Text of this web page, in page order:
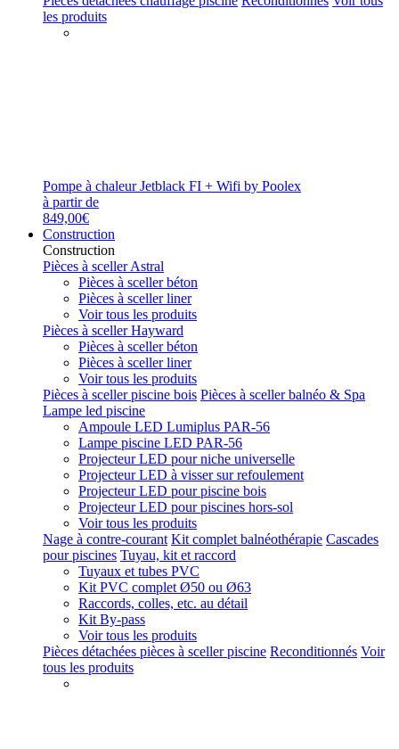
les produits
Pompe à chaleur Jetblack FI + Wifi by Poolex
à partir de
849,00€
Construction
Construction
Pièces à sceller Astral
Pièces à sceller béton
Pièces à sceller liner
Voir tous les produits
Pièces à sceller Hayward
Pièces à sceller béton
Pièces à sceller liner
Voir tous les produits
Pièces à sceller piscine bois Pièces à sceller balnéo & Spa
Lampe led piscine
Ampoule LED Lumiplus PAR-56
Lampe piscine LED PAR-56
Projecteur LED pour niche universelle
Projecteur LED à visser sur refoulement
Projecteur LED pour piscine bois
Projecteur LED pour piscines hors-sol
Voir tous les produits
Nage à contre-courant Kit complet balnéothérapie Cascades
pour piscines Tuyau, kit et raccord
Tuyaux et tubes PVC
Kit PVC complet Ø50 ou Ø63
Raccords, colles, etc. au détail
Kit By-pass
Voir tous les produits
Pièces détachées pièces à sceller piscine Reconditionnés Voir
tous les produits